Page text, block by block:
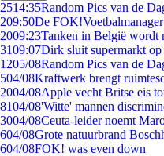
2514:35Random Pics van de
209:50De
2009:23Tanken in België wordt
3109:07Dirk sluit supermarkt op
1205/08Random Pics van de
504/08Kraftwerk brengt
2004/08Apple vecht Britse eis
8104/08'Witte' mannen
3004/08Ceuta-leider noemt
604/08Grote natuurbrand
604/08FOK! was even down